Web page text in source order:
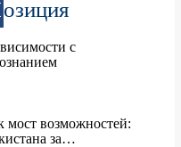
озиция
с
мост возможностей:
за…